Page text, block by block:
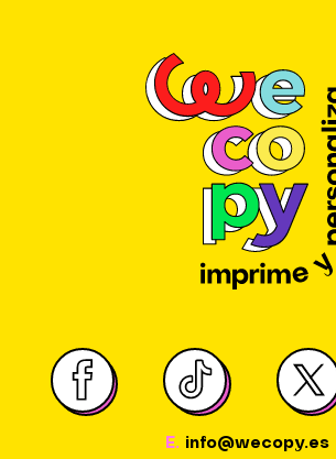
E. info@wecopy.es